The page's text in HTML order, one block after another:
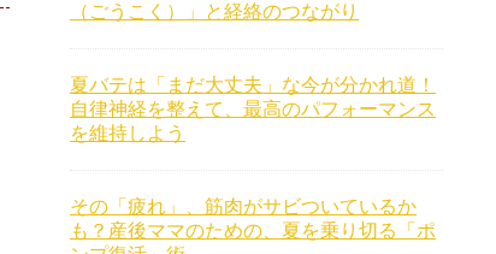
（ごうこく）」と経絡のつながり
夏バテは「まだ大丈夫」な今が分かれ道！
自律神経を整えて、最高のパフォーマンス
を維持しよう
その「疲れ」、筋肉がサビついているか
も？産後ママのための、夏を乗り切る「ポ